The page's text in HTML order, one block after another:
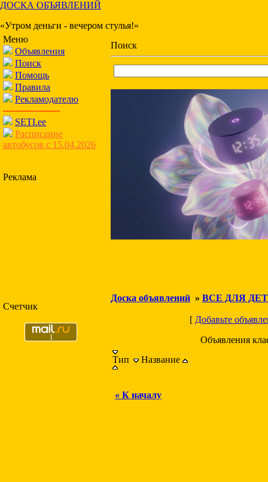
ДОСКА ОБЪЯВЛЕНИЙ
«Утром деньги - вечером стулья!»
Меню
Объявления
Поиск
Помощь
Правила
Рекламодателю
-------------------
SETI.ee
Расписание
автобусов с 15.04.2026
Реклама
Счетчик
Поиск
Доска объявлений » ВСЕ ДЛЯ
[ Добавьте
Объявления
Тип
Название
« К началу